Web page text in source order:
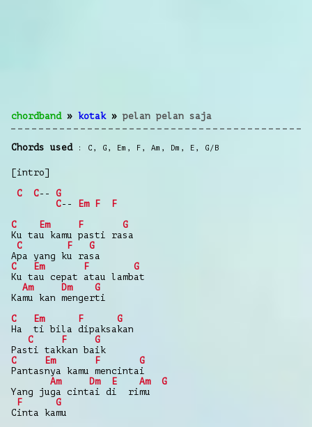
chordband» kotak» pelan pelan saja
Chords used C , G , Em , F , Am , Dm , E , G/B
[intro]
C
C-- G
C-- Em F
F
C
Em F
G
Ku tau kamu pasti rasa
C
F
G
Apa yang ku rasa
C
Em F
G
Ku tau cepat atau lambat
Am
Dm
G
Kamu kan mengerti
C
Em F
G
Ha ti bila dipaksakan
C
F
G
Pasti takkan baik
C
Em F
G
Pantasnya kamu mencintai
Am
Dm E Am
G
Yang juga cintai di rimu
F
G
Cinta kamu